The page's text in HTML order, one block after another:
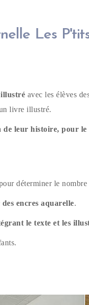
Les
avec les élèves
livre illustré.
de leur histoire, pour le
déterminer le
des encres aquarelle.
le texte et les